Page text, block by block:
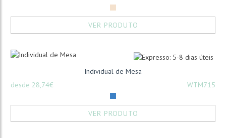
VER PRODUTO
Individual de Mesa
desde 28,74€
WTM715
VER PRODUTO